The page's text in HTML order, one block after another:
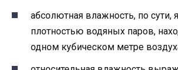
абсолютная влажность, по сути,
плотностью водяных паров,
одном кубическом метре